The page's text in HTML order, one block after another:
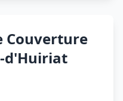
Couverture
d'Huiriat